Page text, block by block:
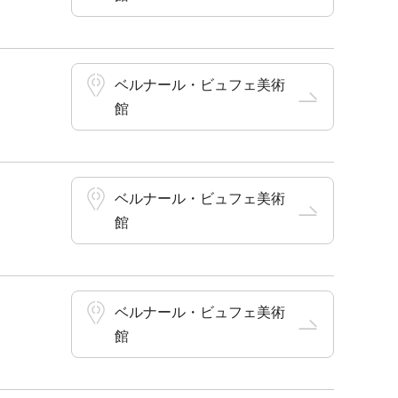
ベルナール・ビュフェ美術
館
ベルナール・ビュフェ美術
館
ベルナール・ビュフェ美術
館